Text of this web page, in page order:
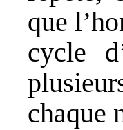
que
cycle
chaque